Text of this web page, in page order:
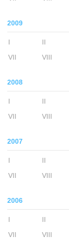
2009
I II
VII
VIII
2008
I II
VII
VIII
2007
I II
VII
VIII
2006
I II
VII
VIII